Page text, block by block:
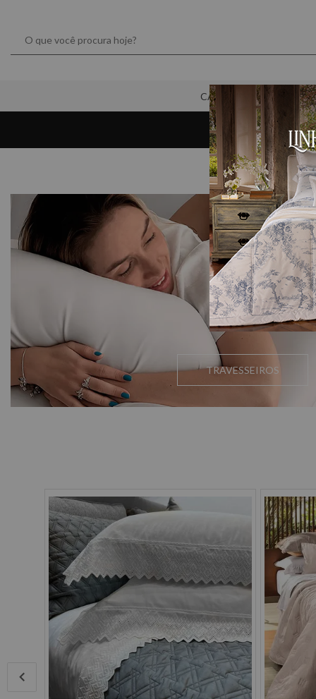
CAMA MESA
São Paulo Capital *Consulte CEPs
TRAVESSEIROS